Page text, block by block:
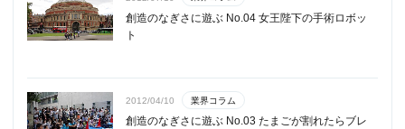
創造のなぎさに遊ぶ No.04 女王陛下の手術ロボッ
ト
2012/04/10 業界コラム
創造のなぎさに遊ぶ No.03 たまごが割れたらブレ